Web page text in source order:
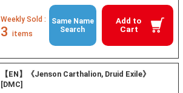
Add to
Cart
Weekly Sold :
3 items
Same Name
Search
【EN】《Jenson Carthalion, Druid Exile》
[DMC]